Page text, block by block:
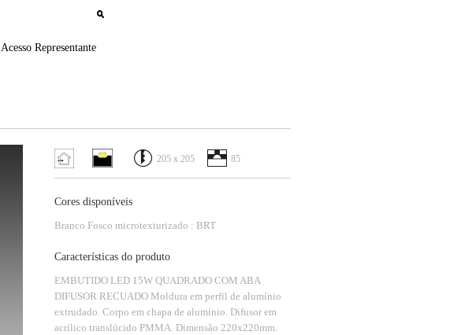
Acesso Representante
205 x 205 85
Cores disponíveis
Branco Fosco microtexturizado : BRT
Características do produto
EMBUTIDO LED 15W QUADRADO COM ABA
DIFUSOR RECUADO Moldura em perfil de alumínio
extrudado. Corpo em chapa de alumínio. Difusor em
acrílico translúcido PMMA. Dimensão 220x220mm.